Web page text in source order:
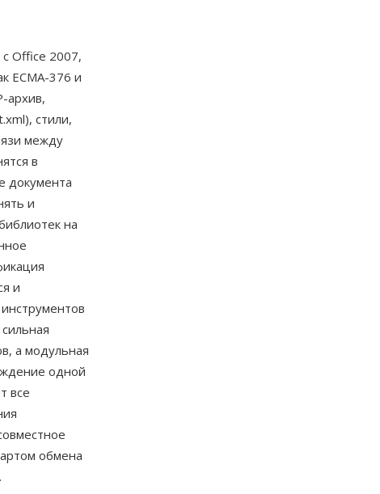
с Office 2007,
ECMA-376 и
архив,
стили,
между
в
документа
и
на
и
а модульная
одной
все
обмена